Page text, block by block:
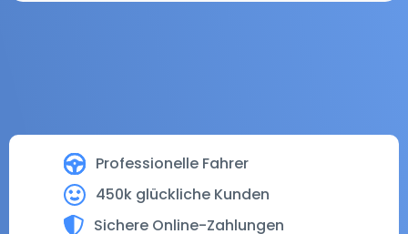
Professionelle Fahrer
450k glückliche Kunden
Sichere Online-Zahlungen